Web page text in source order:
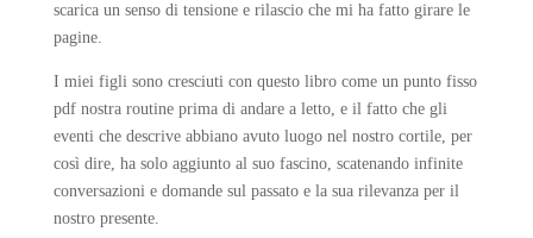
scarica un senso di tensione e rilascio che mi ha fatto girare le
pagine.
I miei figli sono cresciuti con questo libro come un punto fisso
pdf nostra routine prima di andare a letto, e il fatto che gli
eventi che descrive abbiano avuto luogo nel nostro cortile, per
così dire, ha solo aggiunto al suo fascino, scatenando infinite
conversazioni e domande sul passato e la sua rilevanza per il
nostro presente.